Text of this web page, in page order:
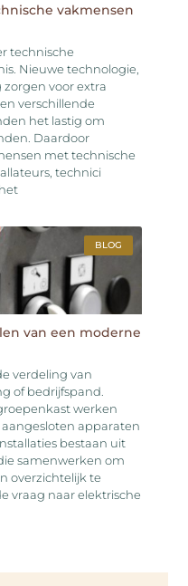
vakmensen
technische
Nieuwe technologie,
voor extra
verschillende
het lastig om
Daardoor
met technische
technici
BLOG
van een moderne
verdeling van
of bedrijfspand.
werken
apparaten
bestaan uit
samenwerken om
overzichtelijk te
vraag naar elektrische